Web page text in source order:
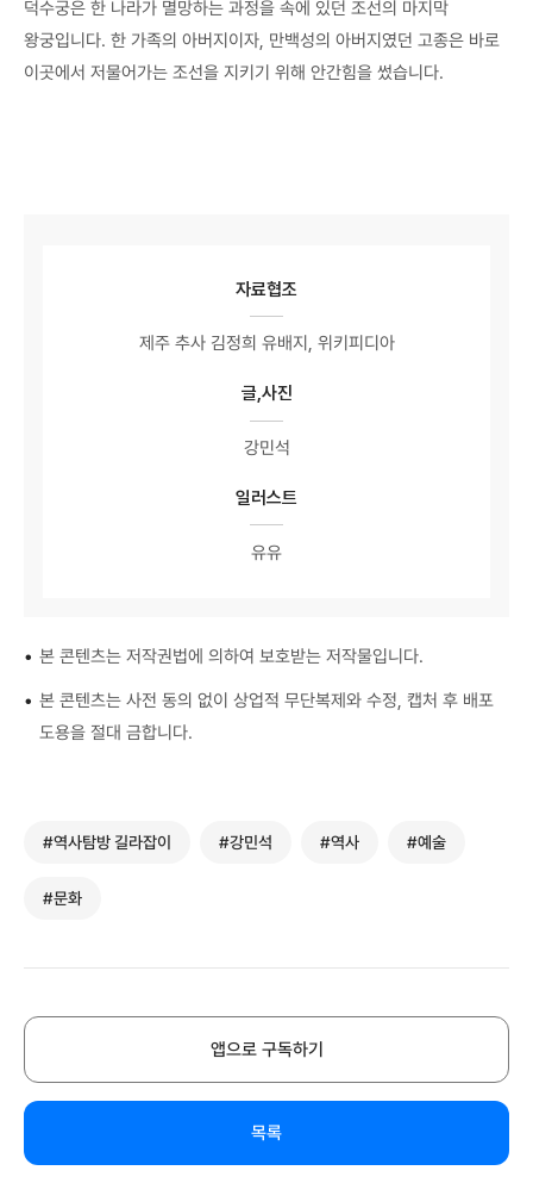
덕수궁은 한 나라가 멸망하는 과정을 속에 있던 조선의 마지막
왕궁입니다. 한 가족의 아버지이자, 만백성의 아버지였던 고종은 바로
이곳에서 저물어가는 조선을 지키기 위해 안간힘을 썼습니다.
자료협조
제주 추사 김정희 유배지, 위키피디아
글,사진
강민석
일러스트
유유
• 본 콘텐츠는 저작권법에 의하여 보호받는 저작물입니다.
• 본 콘텐츠는 사전 동의 없이 상업적 무단복제와 수정, 캡처 후 배포
도용을 절대 금합니다.
#역사탐방 길라잡이 #강민석 #역사 #예술
#문화
앱으로 구독하기
목록